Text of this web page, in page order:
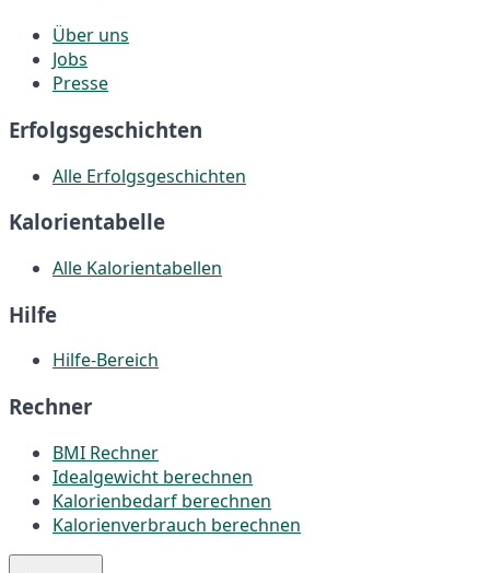
Über uns
Jobs
Presse
Erfolgsgeschichten
Alle Erfolgsgeschichten
Kalorientabelle
Alle Kalorientabellen
Hilfe
Hilfe-Bereich
Rechner
BMI Rechner
Idealgewicht berechnen
Kalorienbedarf berechnen
Kalorienverbrauch berechnen